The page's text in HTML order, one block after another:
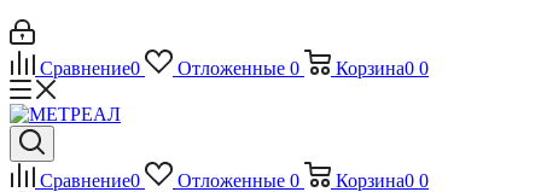
Сравнение0 Отложенные 0 Корзина0 0
Сравнение0 Отложенные 0 Корзина0 0